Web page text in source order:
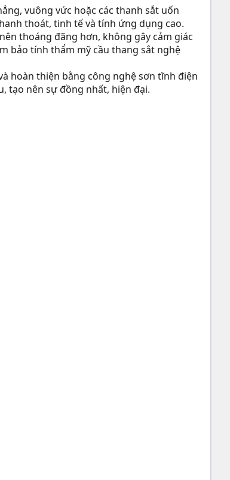
vuông vức hoặc các thanh sắt uốn
thoát, tinh tế và tính ứng dụng cao.
thoáng đãng hơn, không gây cảm giác
bảo tính thẩm mỹ cầu thang sắt nghệ
hoàn thiện bằng công nghệ sơn tĩnh điện
tạo nên sự đồng nhất, hiện đại.